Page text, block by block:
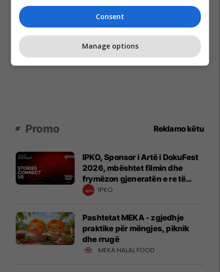
Promo Reklamo këtu
IPKO, Sponsor i Artë i DokuFest
2026, mbështet filmin dhe
frymëzon gjeneratën e re të
krijuesve
IPKO
Pashtetat MEKA - zgjedhje
praktike për mëngjes, piknik
dhe rrugë
MEKA HALAL FOOD
Consent
Manage options